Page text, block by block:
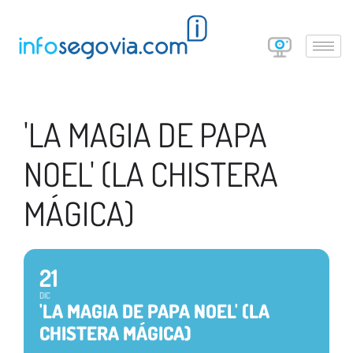
'LA MAGIA DE PAPA
NOEL' (LA CHISTERA
MÁGICA)
21
DIC
'LA MAGIA DE PAPA NOEL' (LA
CHISTERA MÁGICA)